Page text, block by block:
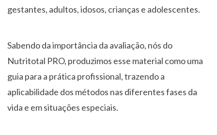
gestantes, adultos, idosos, crianças e adolescentes.
Sabendo da importância da avaliação, nós do
Nutritotal PRO, produzimos esse material como uma
guia para a prática profissional, trazendo a
aplicabilidade dos métodos nas diferentes fases da
vida e em situações especiais.